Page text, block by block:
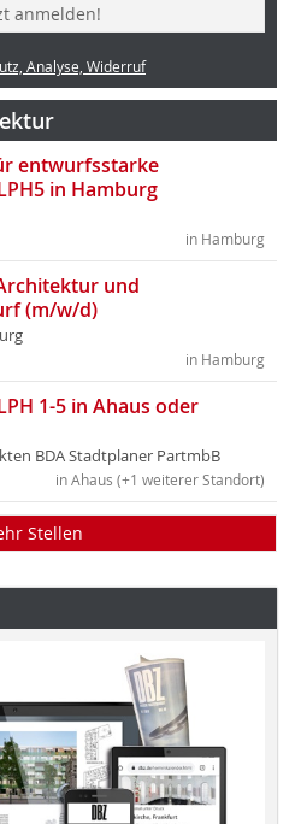
anmelden!
Analyse, Widerruf
entwurfsstarke
in Hamburg
in Hamburg
und
(m/w/d)
in Hamburg
1-5 in Ahaus oder
BDA Stadtplaner PartmbB
in Ahaus (+1 weiterer Standort)
Stellen